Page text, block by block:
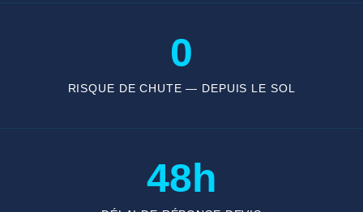
0
RISQUE DE CHUTE — DEPUIS LE SOL
48h